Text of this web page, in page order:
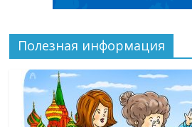
Полезная информация